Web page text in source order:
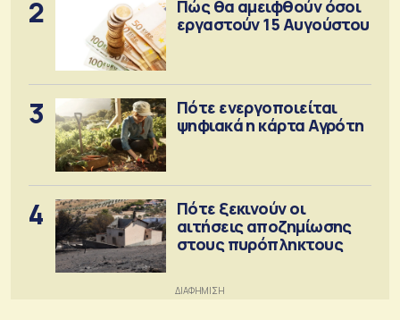
2
Πώς θα αμειφθούν όσοι
εργαστούν 15 Αυγούστου
3
Πότε ενεργοποιείται
ψηφιακά η κάρτα Αγρότη
4
Πότε ξεκινούν οι
αιτήσεις αποζημίωσης
στους πυρόπληκτους